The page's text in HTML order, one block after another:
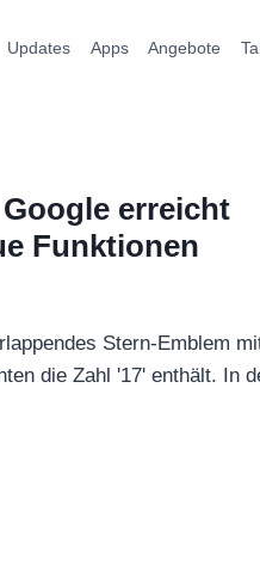
Updates Apps Angebote
erreicht
Funktionen